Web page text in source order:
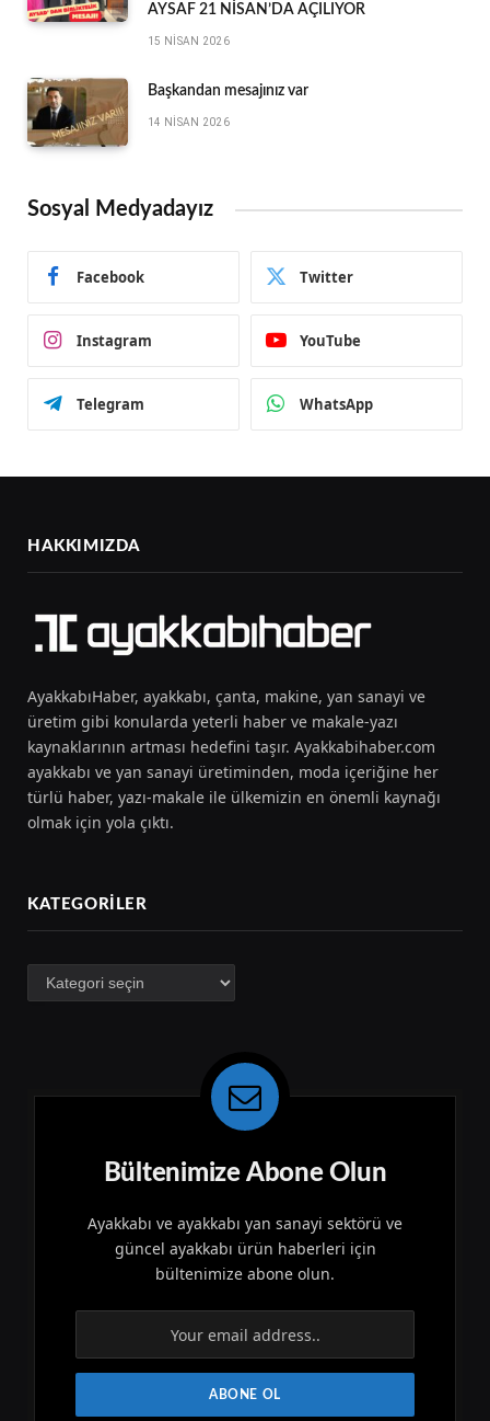
AYSAF 21 NİSAN’DA AÇILIYOR
15 NISAN 2026
Başkandan mesajınız var
14 NISAN 2026
Sosyal Medyadayız
Facebook Twitter
Instagram YouTube
Telegram WhatsApp
HAKKIMIZDA
AyakkabıHaber, ayakkabı, çanta, makine, yan sanayi ve
üretim gibi konularda yeterli haber ve makale-yazı
kaynaklarının artması hedefini taşır. Ayakkabihaber.com
ayakkabı ve yan sanayi üretiminden, moda içeriğine her
türlü haber, yazı-makale ile ülkemizin en önemli kaynağı
olmak için yola çıktı.
KATEGORILER
Kategoriler
Bültenimize Abone Olun
Ayakkabı ve ayakkabı yan sanayi sektörü ve
güncel ayakkabı ürün haberleri için
bültenimize abone olun.